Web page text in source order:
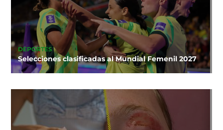
DEPORTES
Selecciones clasificadas al Mundial Femenil 2027